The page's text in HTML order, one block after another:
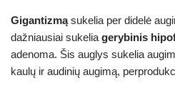
Gigantizmąsukelia per didelė
dažniausiai sukelia gerybinis
adenoma. Šis auglys sukelia
kaulų ir audinių augimą,